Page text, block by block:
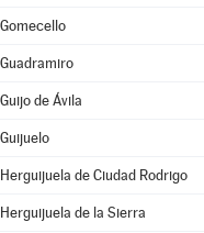
Gomecello
Guadramiro
Guijo de Ávila
Guijuelo
Herguijuela de Ciudad Rodrigo
Herguijuela de la Sierra